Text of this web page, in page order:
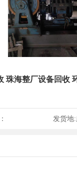
珠海整厂设备回收
发货地: